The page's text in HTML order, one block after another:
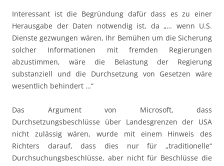
Interessant ist die Begründung dafür dass es zu einer
Herausgabe der Daten notwendig ist, da „… wenn U.S.
Dienste gezwungen wären, Ihr Bemühen um die Sicherung
solcher Informationen mit fremden Regierungen
abzustimmen, wäre die Belastung der Regierung
substanziell und die Durchsetzung von Gesetzen wäre
wesentlich behindert …“
Das Argument von Microsoft, dass
Durchsetzungsbeschlüsse über Landesgrenzen der USA
nicht zulässig wären, wurde mit einem Hinweis des
Richters darauf, dass dies nur für „traditionelle“
Durchsuchungsbeschlüsse, aber nicht für Beschlüsse die